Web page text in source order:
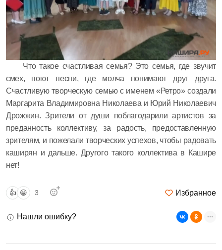
Что такое счастливая семья? Это семья, где звучит
смех, поют песни, где молча понимают друг друга.
Счастливую творческую семью с именем «Ретро» создали
Маргарита Владимировна Николаева и Юрий Николаевич
Дрожжин. Зрители от души поблагодарили артистов за
преданность коллективу, за радость, предоставленную
зрителям, и пожелали творческих успехов, чтобы радовать
каширян и дальше. Другого такого коллектива в Кашире
нет!
👍 😁 3 Избранное
Нашли ошибку?